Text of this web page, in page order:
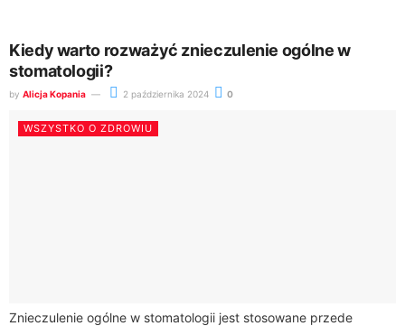
Kiedy warto rozważyć znieczulenie ogólne w
stomatologii?
by Alicja Kopania 2 października 2024 0
WSZYSTKO O ZDROWIU
Znieczulenie ogólne w stomatologii jest stosowane przede